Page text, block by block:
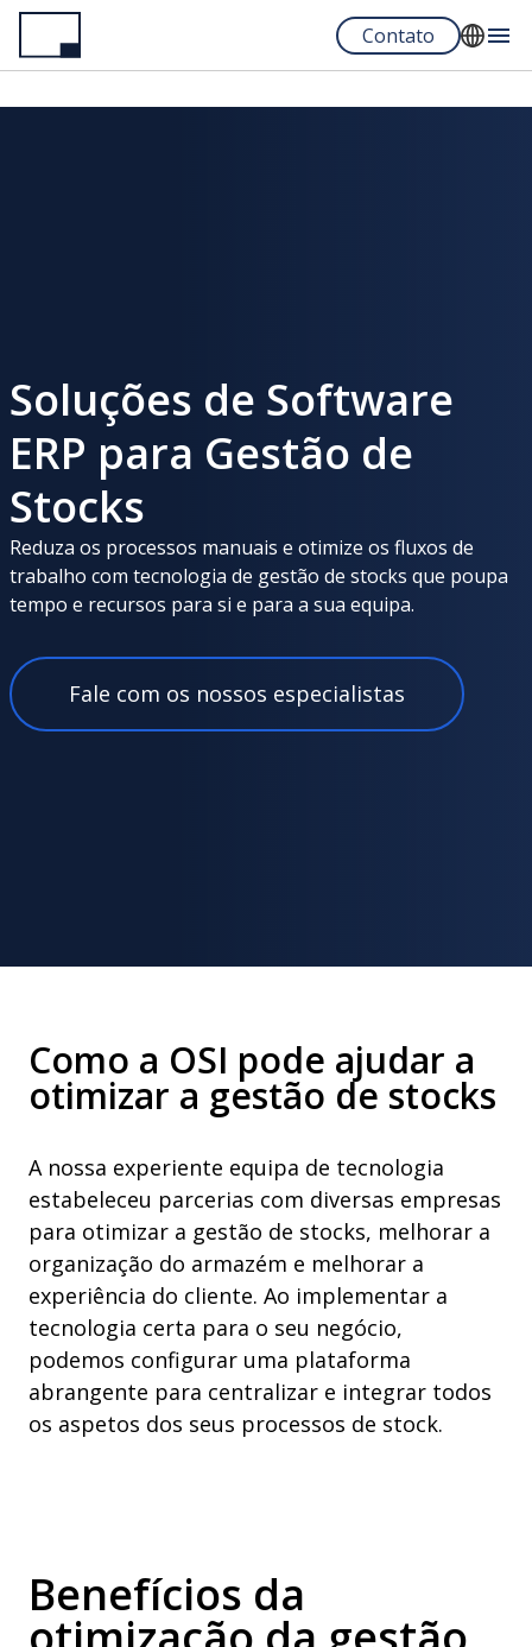
Pular
o
Contato
English
Soluções de Software
ERP para Gestão de
Stocks
Reduza os processos manuais e otimize os fluxos de
trabalho com tecnologia de gestão de stocks que poupa
tempo e recursos para si e para a sua equipa.
Fale com os nossos especialistas
Como a OSI pode ajudar a
otimizar a gestão de stocks
A nossa experiente equipa de tecnologia
estabeleceu parcerias com diversas empresas
para otimizar a gestão de stocks, melhorar a
organização do armazém e melhorar a
experiência do cliente. Ao implementar a
tecnologia certa para o seu negócio,
podemos configurar uma plataforma
abrangente para centralizar e integrar todos
os aspetos dos seus processos de stock.
Benefícios da